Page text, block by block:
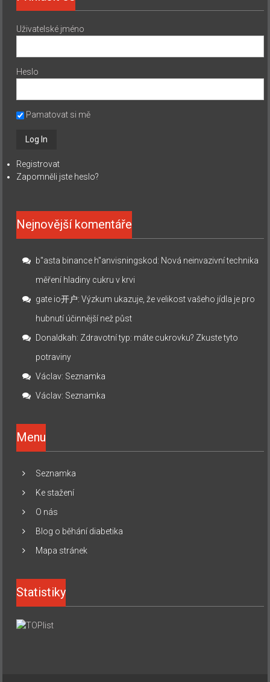
Uživatelské jméno
Heslo
Pamatovat si mě
Registrovat
Zapomněli jste heslo?
Nejnovější komentáře
b"asta binance h"anvisningskod: Nová neinvazivní technika
měření hladiny cukru v krvi
gate io开户:Výzkum ukazuje, že velikost vašeho jídla je pro
hubnutí účinnější než půst
Donaldkah: Zdravotní typ: máte cukrovku? Zkuste tyto
potraviny
Václav: Seznamka
Václav: Seznamka
Menu
Seznamka
Ke stažení
O nás
Blog o běhání diabetika
Mapa stránek
Statistiky